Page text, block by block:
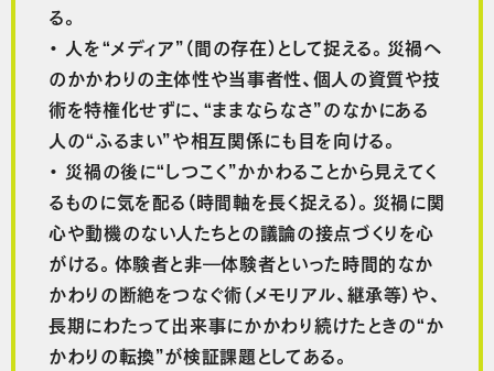
る。
・ 人を“メディア”（間の存在）として捉える。災禍へ
のかかわりの主体性や当事者性、個人の資質や技
術を特権化せずに、“ままならなさ”のなかにある
人の“ふるまい”や相互関係にも目を向ける。
・ 災禍の後に“しつこく”かかわることから見えてく
るものに気を配る（時間軸を長く捉える）。災禍に関
心や動機のない人たちとの議論の接点づくりを心
がける。体験者と非―体験者といった時間的なか
かわりの断絶をつなぐ術（メモリアル、継承等）や、
長期にわたって出来事にかかわり続けたときの“か
かわりの転換”が検証課題としてある。